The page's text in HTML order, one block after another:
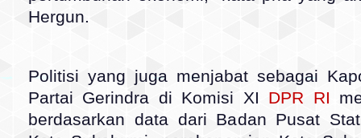
Hergun.
Politisi yang juga menjabat sebagai
Partai Gerindra di Komisi XI DPR RI
berdasarkan data dari Badan Pusat